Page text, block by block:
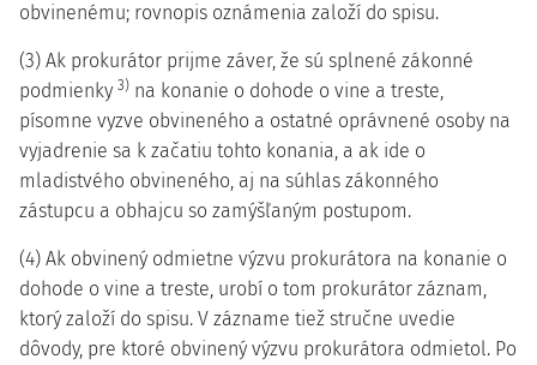
obvinenému; rovnopis oznámenia založí do spisu.
(3) Ak prokurátor prijme záver, že sú splnené zákonné
podmienky 3) na konanie o dohode o vine a treste,
písomne vyzve obvineného a ostatné oprávnené osoby na
vyjadrenie sa k začatiu tohto konania, a ak ide o
mladistvého obvineného, aj na súhlas zákonného
zástupcu a obhajcu so zamýšľaným postupom.
(4) Ak obvinený odmietne výzvu prokurátora na konanie o
dohode o vine a treste, urobí o tom prokurátor záznam,
ktorý založí do spisu. V zázname tiež stručne uvedie
dôvody, pre ktoré obvinený výzvu prokurátora odmietol. Po